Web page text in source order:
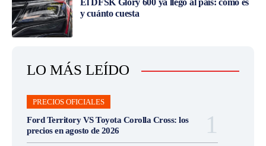
y cuánto cuesta
LO MÁS LEÍDO
PRECIOS OFICIALES
Ford Territory VS Toyota Corolla Cross: los
precios en agosto de 2026